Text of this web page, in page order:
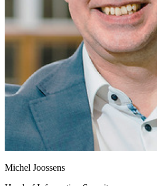
Michel Joossens